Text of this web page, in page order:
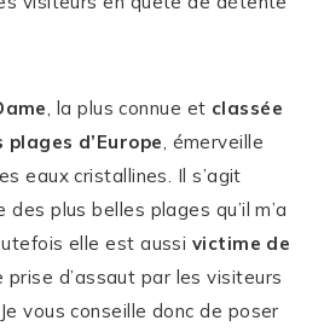
, la plus connue et classée
d’Europe, émerveille
eaux cristallines. Il s’agit
des plus belles plages qu’il m’a
elle est aussi victime de
prise d’assaut par les visiteurs
vous conseille donc de poser